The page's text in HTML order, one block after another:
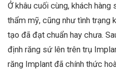
Ở khâu cuối cùng, khách
thẩm mỹ, cũng như tình trạng
tạo đã đạt chuẩn hay chưa.
định răng sứ lên trên trụ
răng Implant đã chính thức